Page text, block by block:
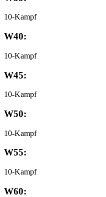
10-Kampf
W40:
10-Kampf
W45:
10-Kampf
W50:
10-Kampf
W55:
10-Kampf
W60: